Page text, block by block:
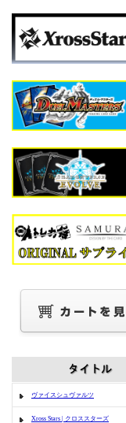
ヴァイスシュヴァルツ
Xross Stars | クロススターズ